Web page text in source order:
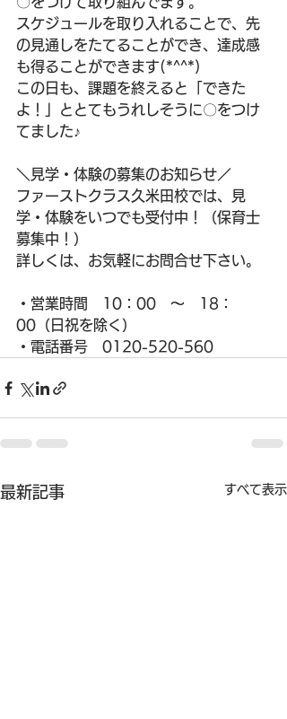
スケジュールを取り入れることで、先
の見通しをたてることができ、達成感
も得ることができます(*^^*)
この日も、課題を終えると「できた
よ！」ととてもうれしそうに〇をつけ
てました♪
＼見学・体験の募集のお知らせ／
ファーストクラス久米田校では、見
学・体験をいつでも受付中！（保育士
募集中！）
詳しくは、お気軽にお問合せ下さい。
・営業時間　10：00　～　18：
00（日祝を除く）
・電話番号　0120-520-560
最新記事 すべて表示